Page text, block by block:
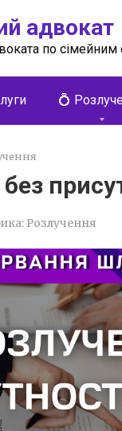
адвокат
по сімейним
💍
Розлучення